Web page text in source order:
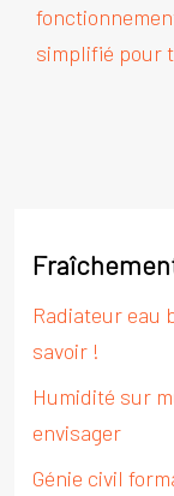
simplifié pour
Radiateur eau
savoir !
Humidité sur
envisager
Génie civil